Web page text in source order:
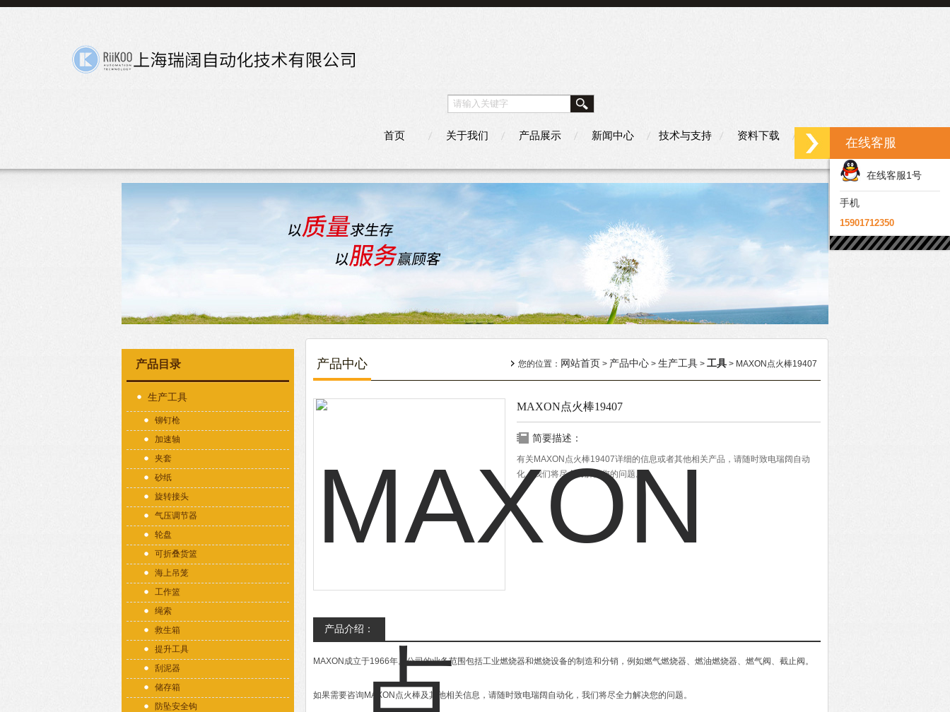
首页 关于我们 产品展示 新闻中心 技术与支持 资料下载 联系我们
产品目录
生产工具
铆钉枪
加速轴
夹套
砂纸
旋转接头
气压调节器
轮盘
可折叠货篮
海上吊笼
工作篮
绳索
救生箱
提升工具
刮泥器
储存箱
防坠安全钩
产品中心 您的位置： 网站首页 > 产品中心 > 生产工具 > 工具 > MAXON点火棒19407
MAXON点火棒19407
简要描述：
有关MAXON点火棒19407详细的信息或者其他相关产品，请随时致电瑞阔自动
化，我们将尽全力解决您的问题。
产品介绍：
MAXON成立于1966年。公司的业务范围包括工业燃烧器和燃烧设备的制造和分销，例如燃气燃烧器、燃油燃烧器、燃气阀、截止阀。
如果需要咨询MAXON点火棒及其他相关信息，请随时致电瑞阔自动化，我们将尽全力解决您的问题。
在线客服
在线客服1号
手机
15901712350